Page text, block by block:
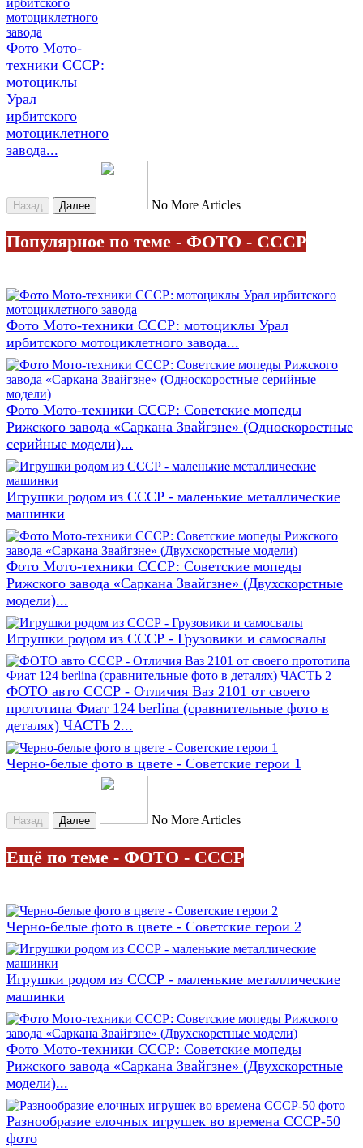
Фото Мото-
техники СССР:
мотоциклы
Урал
ирбитского
мотоциклетного
завода...
Назад Далее No More Articles
Популярное по теме - ФОТО - СССР
Фото Мото-техники СССР: мотоциклы Урал
ирбитского мотоциклетного завода...
Фото Мото-техники СССР: Советские мопеды
Рижского завода «Саркана Звайгзне» (Односкоростные
серийные модели)...
Игрушки родом из СССР - маленькие металлические
машинки
Фото Мото-техники СССР: Советские мопеды
Рижского завода «Саркана Звайгзне» (Двухскорстные
модели)...
Игрушки родом из СССР - Грузовики и самосвалы
ФОТО авто СССР - Отличия Ваз 2101 от своего
прототипа Фиат 124 berlina (сравнительные фото в
деталях) ЧАСТЬ 2...
Черно-белые фото в цвете - Советские герои 1
Назад Далее No More Articles
Ещё по теме - ФОТО - СССР
Черно-белые фото в цвете - Советские герои 2
Игрушки родом из СССР - маленькие металлические
машинки
Фото Мото-техники СССР: Советские мопеды
Рижского завода «Саркана Звайгзне» (Двухскорстные
модели)...
Разнообразие елочных игрушек во времена СССР-50
фото